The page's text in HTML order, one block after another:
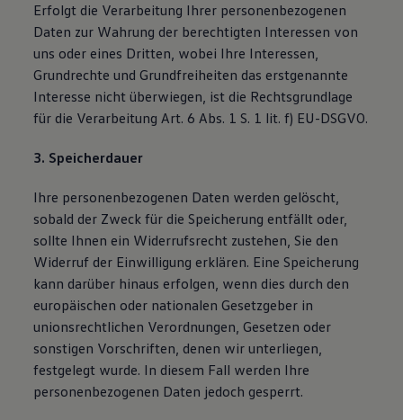
Erfolgt die Verarbeitung Ihrer personenbezogenen
Daten zur Wahrung der berechtigten Interessen von
uns oder eines Dritten, wobei Ihre Interessen,
Grundrechte und Grundfreiheiten das erstgenannte
Interesse nicht überwiegen, ist die Rechtsgrundlage
für die Verarbeitung Art. 6 Abs. 1 S. 1 lit. f) EU-DSGVO.
3. Speicherdauer
Ihre personenbezogenen Daten werden gelöscht,
sobald der Zweck für die Speicherung entfällt oder,
sollte Ihnen ein Widerrufsrecht zustehen, Sie den
Widerruf der Einwilligung erklären. Eine Speicherung
kann darüber hinaus erfolgen, wenn dies durch den
europäischen oder nationalen Gesetzgeber in
unionsrechtlichen Verordnungen, Gesetzen oder
sonstigen Vorschriften, denen wir unterliegen,
festgelegt wurde. In diesem Fall werden Ihre
personenbezogenen Daten jedoch gesperrt.